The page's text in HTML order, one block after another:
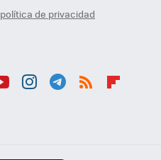
política de privacidad